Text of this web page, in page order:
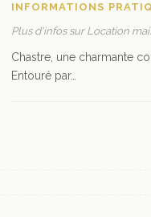
INFORMATIONS
Plus d'infos sur Location
Chastre, une charmante
Entouré par…